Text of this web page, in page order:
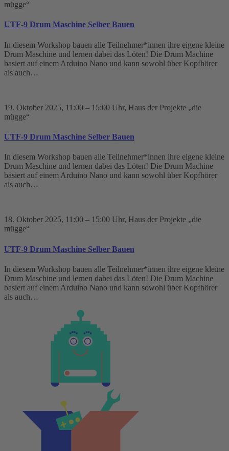
mügge“
UTF-9 Drum Maschine Selber Bauen
In diesem Workshop bauen alle Teilnehmer*innen ihre eigene kleine
Drum Maschine und lernen dabei das Löten! Die Drum Machine
basiert auf einem Arduino Nano und kann sowohl über Kopfhörer
als auch…
19. Oktober 2025, 11:00 – 15:00 Uhr, Haus der Projekte „die
mügge“
UTF-9 Drum Maschine Selber Bauen
In diesem Workshop bauen alle Teilnehmer*innen ihre eigene kleine
Drum Maschine und lernen dabei das Löten! Die Drum Machine
basiert auf einem Arduino Nano und kann sowohl über Kopfhörer
als auch…
18. Oktober 2025, 11:00 – 15:00 Uhr, Haus der Projekte „die
mügge“
UTF-9 Drum Maschine Selber Bauen
In diesem Workshop bauen alle Teilnehmer*innen ihre eigene kleine
Drum Maschine und lernen dabei das Löten! Die Drum Machine
basiert auf einem Arduino Nano und kann sowohl über Kopfhörer
als auch…